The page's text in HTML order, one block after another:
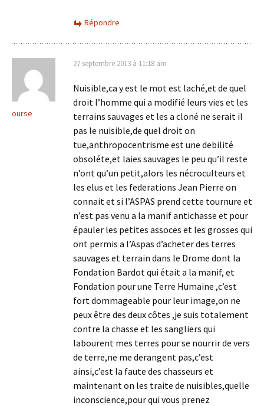
Répondre
ourse
27 septembre 2013 à 11:18 am
Nuisible,ca y est le mot est laché,et de quel
droit l’homme qui a modifié leurs vies et les
terrains sauvages et les a cloné ne serait il
pas le nuisible,de quel droit on
tue,anthropocentrisme est une debilité
obsoléte,et laies sauvages le peu qu’il reste
n’ont qu’un petit,alors les nécroculteurs et
les elus et les federations Jean Pierre on
connait et si l’ASPAS prend cette tournure et
n’est pas venu a la manif antichasse et pour
épauler les petites assoces et les grosses qui
ont permis a l’Aspas d’acheter des terres
sauvages et terrain dans le Drome dont la
Fondation Bardot qui était a la manif, et
Fondation pour une Terre Humaine ,c’est
fort dommageable pour leur image,on ne
peux être des deux côtes ,je suis totalement
contre la chasse et les sangliers qui
labourent mes terres pour se nourrir de vers
de terre,ne me derangent pas,c’est
ainsi,c’est la faute des chasseurs et
maintenant on les traite de nuisibles,quelle
inconscience,pour qui vous prenez